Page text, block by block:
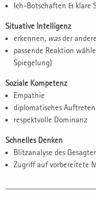
Ich-Botschaften & klare
Situative Intelligenz
erkennen, wasder
passende Reaktion
Spiegelung)
Soziale Kompetenz
Empathie
diplomatisches Auftreten
respektvolle Dominanz
Schnelles Denken
Blitzanalyse des
Zugriff auf vorbereitete